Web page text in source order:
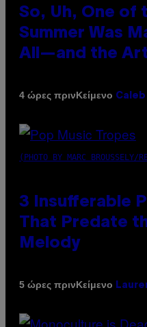
So, Uh, One of
Summer Was
All—and the
4 ώρες πρινΚείμενο
(PHOTO BY MARC BROUSSELY/
3 Insufferable
That Predate
Melody
5 ώρες πρινΚείμενο